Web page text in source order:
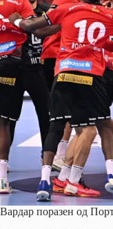
Вардар поразен од